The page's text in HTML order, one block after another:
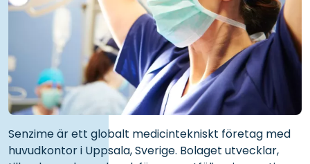
Senzime är ett globalt medicintekniskt företag med
huvudkontor i Uppsala, Sverige. Bolaget utvecklar,